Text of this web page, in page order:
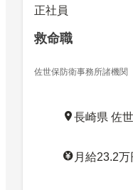
正社員
救命職
佐世保防衛事務所諸機関
長崎県 佐
月給23.2万